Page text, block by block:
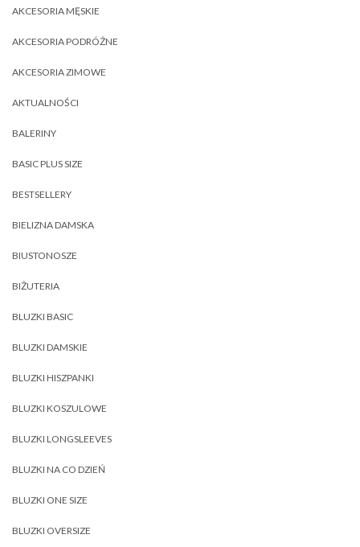
AKCESORIA MĘSKIE
AKCESORIA PODRÓŻNE
AKCESORIA ZIMOWE
AKTUALNOŚCI
BALERINY
BASIC PLUS SIZE
BESTSELLERY
BIELIZNA DAMSKA
BIUSTONOSZE
BIŻUTERIA
BLUZKI BASIC
BLUZKI DAMSKIE
BLUZKI HISZPANKI
BLUZKI KOSZULOWE
BLUZKI LONGSLEEVES
BLUZKI NA CO DZIEŃ
BLUZKI ONE SIZE
BLUZKI OVERSIZE